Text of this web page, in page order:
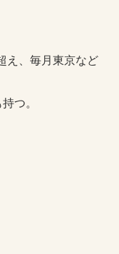
え、毎月東京など
つ。